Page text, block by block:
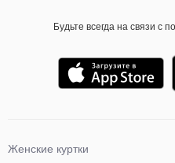
Будьте всегда на связи с
Женские куртки